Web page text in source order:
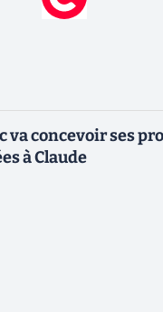
va concevoir ses
à Claude